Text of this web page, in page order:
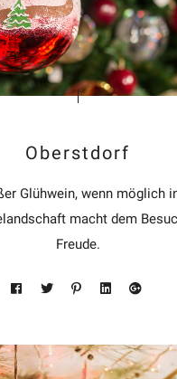
Oberstdorf
Glühwein, wenn möglich
macht dem
Freude.